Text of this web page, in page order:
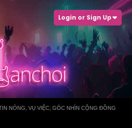
Login or Sign Up
NÓNG, VỤ VIỆC, GÓC NHÌN CỘNG ĐỒNG